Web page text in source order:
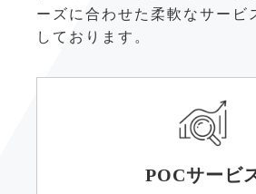
ーズに合わせた柔軟なサービ
しております。
POCサービ